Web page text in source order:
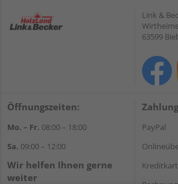
Link &
63599
Öffnungszeiten:
Mo. – Fr. 08:00 – 18:00
Sa. 09:00 – 12:00
Wir helfen Ihnen gerne
weiter
PayPal